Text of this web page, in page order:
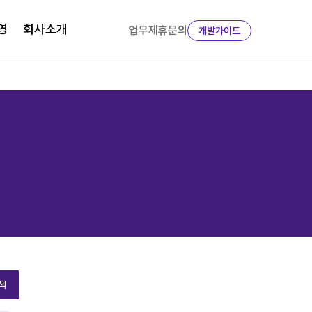
회사소개 업무제휴문의 개발가이드